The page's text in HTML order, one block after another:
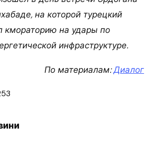
на которой турецкий
кмораторию на удары по
инфраструктуре.
По материалам:Диалог